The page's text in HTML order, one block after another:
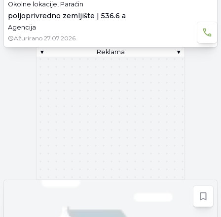
Okolne lokacije, Paraćin
poljoprivredno zemljište | 536.6 a
Agencija
Ažurirano 27.07.2026.
▾
Reklama ▾